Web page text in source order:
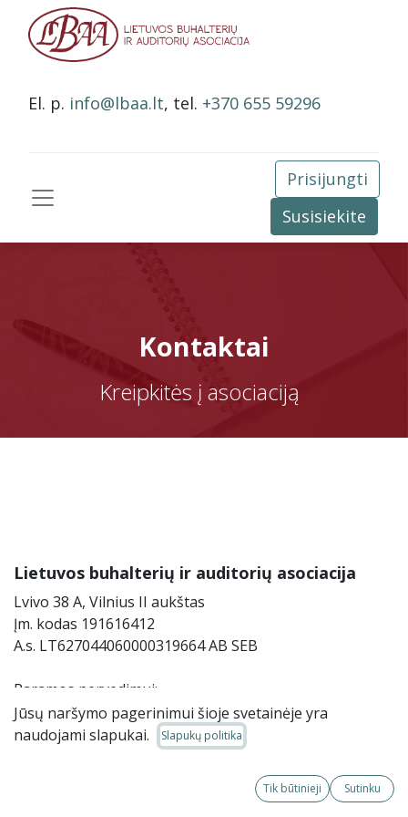
El. p. info@lbaa.lt, tel. +370 655 59296
Prisijungti
Susisiekite
Kontaktai
Kreipkitės į asociaciją
Lietuvos buhalterių ir auditorių asociacija
Lvivo 38 A, Vilnius II aukštas
Įm. kodas 191616412
A.s. LT627044060000319664 AB SEB
Paramos pervedimui:
A.s. LT547044060008274681 AB SEB
+370 630 16576
Jūsų naršymo pagerinimui šioje svetainėje yra
naudojami slapukai.
Slapukų politika
Tik būtinieji Sutinku